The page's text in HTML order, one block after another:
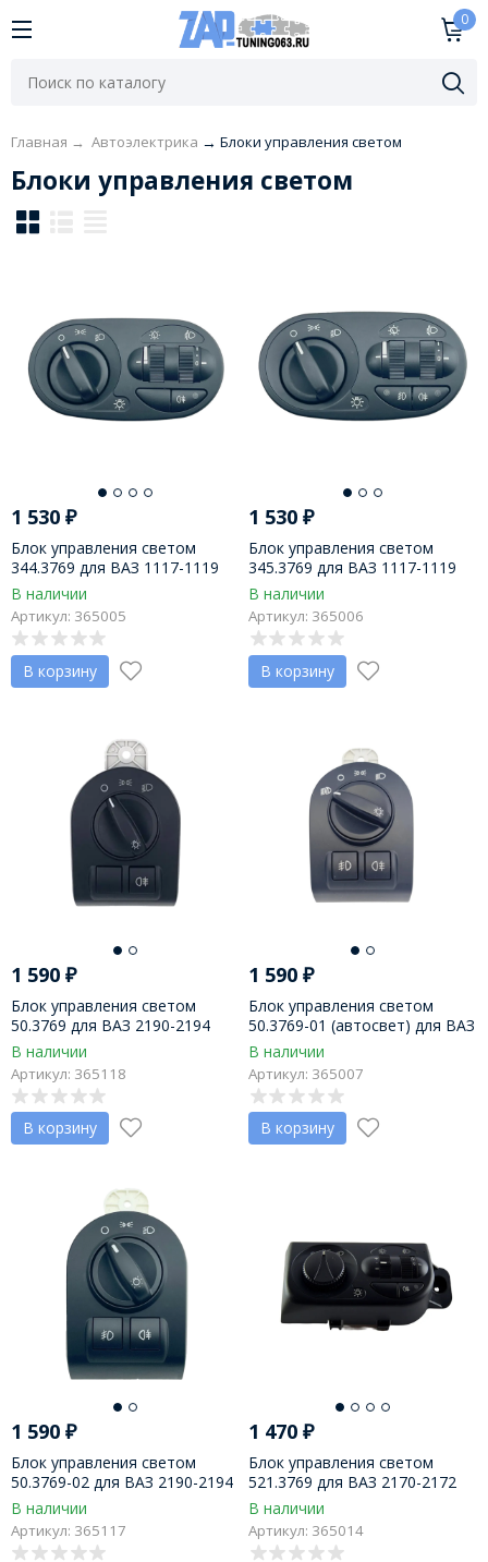
0
Главная → ​Автоэлектрика → Блоки управления светом
Блоки управления светом
1 530 ₽
Блок управления светом
344.3769 для ВАЗ 1117-1119
(1118 НОРМА), пр-во
Megaamper
В наличии
Артикул: 365005
В корзину
1 530₽
Блок управления светом
345.3769 для ВАЗ 1117-1119
(1118 ЛЮКС), пр-во
Megaamper
В наличии
Артикул: 365006
В корзину
1 590 ₽
Блок управления светом
50.3769 для ВАЗ 2190-2194
В наличии
Артикул: 365118
В корзину
1 590₽
Блок управления светом
50.3769-01 (автосвет) для ВАЗ
2190-2194 LADA Granta, Kalina
2 (ЛЮКС)
В наличии
Артикул: 365007
В корзину
1 590 ₽
Блок управления светом
50.3769-02 для ВАЗ 2190-2194
(ЛЮКС)
В наличии
Артикул: 365117
1 470₽
Блок управления светом
521.3769 для ВАЗ 2170-2172
LADA Priora (Норма)
В наличии
Артикул: 365014